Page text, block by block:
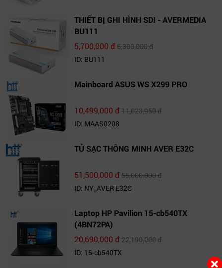
THIẾT BỊ GHI HÌNH SDI - AVERMEDIA
BU111
5,700,000 đ6,300,000 đ
ID: BU111
Mainboard ASUS WS X299 PRO
10,499,000 đ11,023,950 đ
ID: MAAS0208
TỦ SẠC THÔNG MINH AVER E32C
51,500,000 đ55,000,000 đ
ID: NY_AVER E32C
Laptop HP Pavilion 15-cb540TX
(4BN72PA)
20,690,000 đ22,190,000 đ
ID: 15-cb540TX